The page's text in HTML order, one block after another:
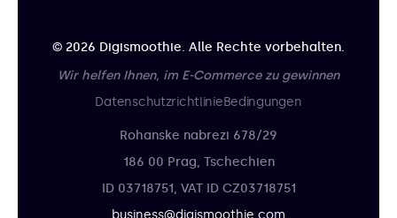
© 2026 Digismoothie. Alle Rechte vorbehalten.
Wir helfen Ihnen, im E-Commerce zu gewinnen
DatenschutzrichtlinieBedingungen
Rohanske nabrezi 678/29
186 00 Prag, Tschechien
ID 03718751, VAT ID CZ03718751
business@digismoothie.com